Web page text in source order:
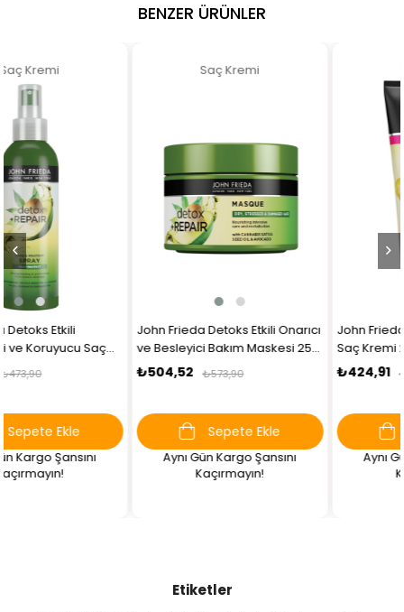
BENZER ÜRÜNLER
John Frieda Detoks Etkili Onarıcı
ve Besleyici Bakım Maskesi 250
ml
₺504,52
Sepete Ekle
Aynı Gün Kargo Şansını
John Frieda Sarı Saçlara Özel
Saç Kremi 250 ml
₺424,91
Sepete Ekle
Aynı Gün Kargo Şansını
Etiketler